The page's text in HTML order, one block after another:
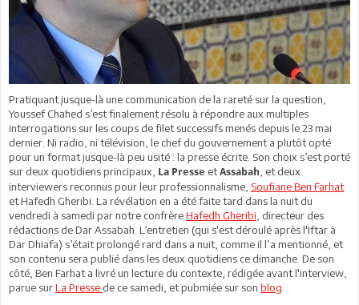
Pratiquant jusque-là une communication de la rareté sur la question,
Youssef Chahed s’est finalement résolu à répondre aux multiples
interrogations sur les coups de filet successifs menés depuis le 23 mai
dernier. Ni radio, ni télévision, le chef du gouvernement a plutôt opté
pour un format jusque-là peu usité : la presse écrite. Son choix s’est porté
sur deux quotidiens principaux, La Presse etAssabah , et deux
interviewers reconnus pour leur professionnalisme, Soufiane Ben Farhat
et Hafedh Gheribi. La révélation en a été faite tard dans la nuit du
vendredi à samedi par notre confrèreHafedh Gheribi , directeur des
rédactions de Dar Assabah. L’entretien (qui s'est déroulé après l'Iftar à
Dar Dhiafa) s’était prolongé rard dans a nuit, comme il l’a mentionné, et
son contenu sera publié dans les deux quotidiens ce dimanche. De son
côté, Ben Farhat a livré un lecture du contexte, rédigée avant l'interview,
parue surLa Presse de ce samedi, et pubmiée sur son blog